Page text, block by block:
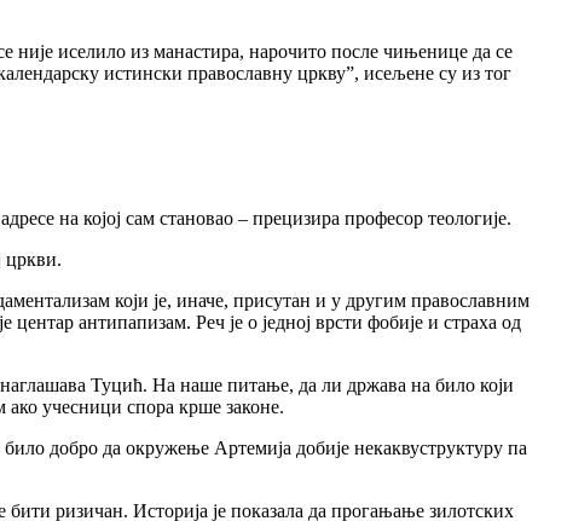
није иселило из манастира, нарочито после чињенице да се
истински православну цркву”, исељене су из тог
на којој сам становао – прецизира професор теологије.
цркви.
који је, иначе, присутан и у другим православним
антипапизам. Реч је о једној врсти фобије и страха од
Туцић. На наше питање, да ли држава на било који
ако учесници спора крше законе.
добро да окружење Артемија добије некаквуструктуру па
ризичан. Историја је показала да прогањање зилотских